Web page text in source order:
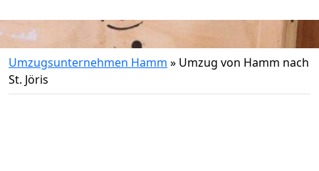
Umzugsunternehmen Hamm » Umzug von Hamm nach
St. Jöris